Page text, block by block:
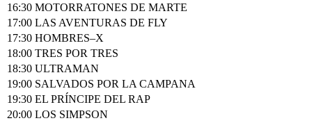
16:30 MOTORRATONES DE MARTE
17:00 LAS AVENTURAS DE FLY
17:30 HOMBRES–X
18:00 TRES POR TRES
18:30 ULTRAMAN
19:00 SALVADOS POR LA CAMPANA
19:30 EL PRÍNCIPE DEL RAP
20:00 LOS SIMPSON